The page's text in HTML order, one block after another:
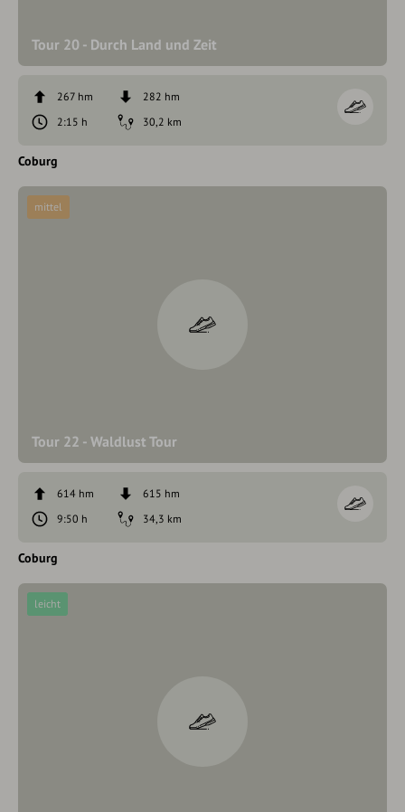
Tour 20 - Durch Land und Zeit
267 hm
282 hm
2:15 h
30,2 km
Coburg
Tour 22 - Waldlust Tour
mittel
614 hm
615 hm
9:50 h
34,3 km
Coburg
leicht